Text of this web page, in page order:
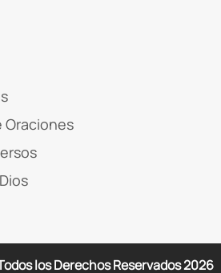
Oraciones
los Derechos Reservados2026